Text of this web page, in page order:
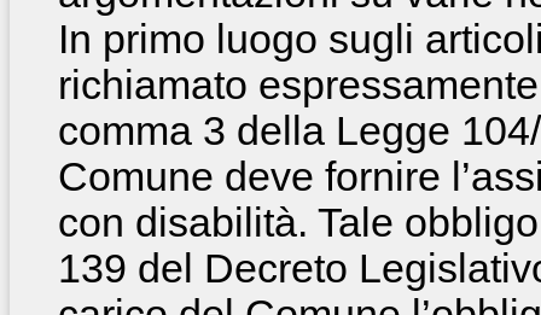
In primo luogo sugli
richiamato
comma 3 della Legge
Comune deve fornire
con disabilità. Tale
139 del Decreto